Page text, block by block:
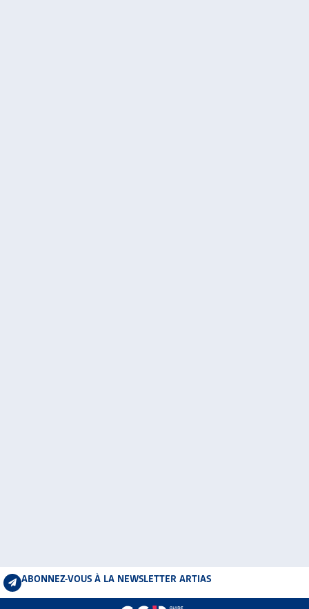
ABONNEZ-VOUS À LA NEWSLETTER ARTIAS